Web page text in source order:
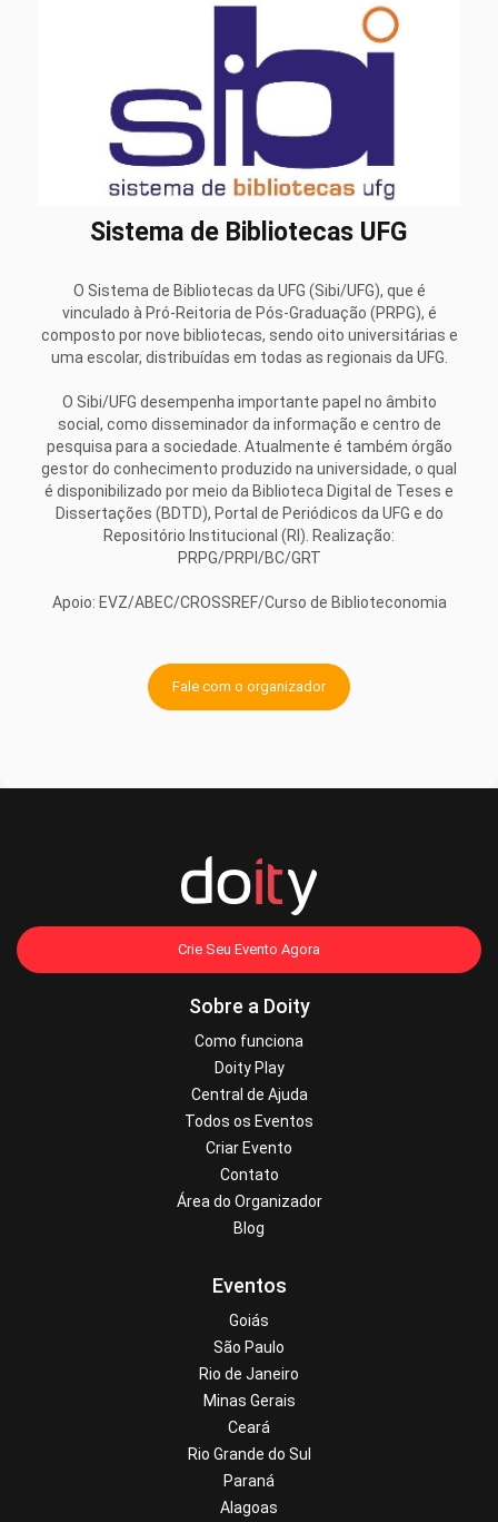
Sistema de Bibliotecas UFG
O Sistema de Bibliotecas da UFG (Sibi/UFG), que é
vinculado à Pró-Reitoria de Pós-Graduação (PRPG), é
composto por nove bibliotecas, sendo oito universitárias e
uma escolar, distribuídas em todas as regionais da UFG.
O Sibi/UFG desempenha importante papel no âmbito
social, como disseminador da informação e centro de
pesquisa para a sociedade. Atualmente é também órgão
gestor do conhecimento produzido na universidade, o qual
é disponibilizado por meio da Biblioteca Digital de Teses e
Dissertações (BDTD), Portal de Periódicos da UFG e do
Repositório Institucional (RI). Realização:
PRPG/PRPI/BC/GRT
Apoio: EVZ/ABEC/CROSSREF/Curso de Biblioteconomia
Fale com o organizador
Crie Seu Evento Agora
Sobre a Doity
Como funciona
Doity Play
Central de Ajuda
Todos os Eventos
Criar Evento
Contato
Área do Organizador
Blog
Eventos
Goiás
São Paulo
Rio de Janeiro
Minas Gerais
Ceará
Rio Grande do Sul
Paraná
Alagoas